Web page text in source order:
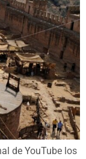
de YouTube los